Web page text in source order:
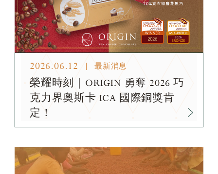
2026.06.12 最新消息
榮耀時刻｜ORIGIN 勇奪 2026 巧
克力界奧斯卡 ICA 國際銅獎肯
定！